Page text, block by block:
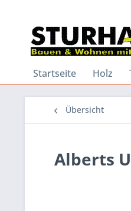
Startseite Holz
Übersicht
Alberts